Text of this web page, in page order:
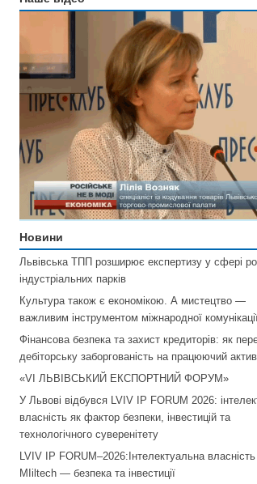
Новини
Львівська ТПП розширює експертизу у сфері
індустріальних парків
Культура також є економікою. А мистецтво —
важливим інструментом міжнародної
Фінансова безпека та захист кредиторів: як
дебіторську заборгованість на працюючий актив
«VI ЛЬВІВСЬКИЙ ЕКСПОРТНИЙ ФОРУМ»
У Львові відбувся LVIV IP FORUM 2026:
власність як фактор безпеки, інвестицій та
технологічного суверенітету
LVIV IP FORUM–2026:Інтелектуальна
MIiltech — безпека та інвестиції